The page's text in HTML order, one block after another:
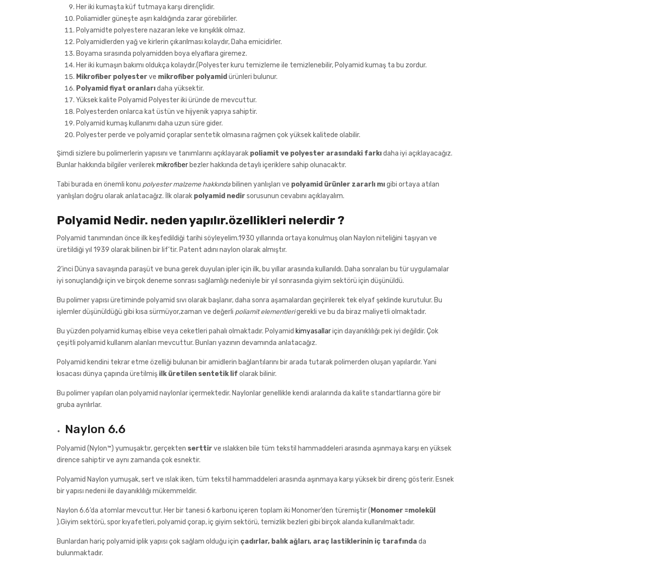
Her iki kumaşta küf tutmaya karşı dirençlidir.
Poliamidler güneşte aşırı kaldığında zarar görebilirler.
Polyamidte polyestere nazaran leke ve kırışıklık olmaz.
Polyamidlerden yağ ve kirlerin çıkarılması kolaydır, Daha emicidirler.
Boyama sırasında polyamidden boya elyaflara giremez.
Her iki kumaşın bakımı oldukça kolaydır.(Polyester kuru temizleme ile temizlenebilir, Polyamid kumaş ta bu zordur.
Mikrofiber polyesterve mikrofiber polyamid ürünleri bulunur.
Polyamid fiyat oranlarıdaha yüksektir.
Yüksek kalite Polyamid Polyester iki üründe de mevcuttur.
Polyesterden onlarca kat üstün ve hijyenik yapıya sahiptir.
Polyamid kumaş kullanımı daha uzun süre gider.
Polyester perde ve polyamid çoraplar sentetik olmasına rağmen çok yüksek kalitede olabilir.
Şimdi sizlere bu polimerlerin yapısını ve tanımlarını açıklayarak poliamit ve polyester arasındaki farkıdaha iyi açıklayacağız.
Bunlar hakkında bilgiler verilerekmikrofiber bezler hakkında detaylı içeriklere sahip olunacaktır.
Tabi burada en önemli konu polyester malzeme hakkında bilinen yanlışları ve polyamid ürünler zararlı mıgibi ortaya atılan
yanlışları doğru olarak anlatacağız. İlk olarak polyamid nedirsorusunun cevabını açıklayalım.
Polyamid Nedir. neden yapılır.özellikleri nelerdir ?
Polyamid tanımından önce ilk keşfedildiği tarihi söyleyelim.1930 yıllarında ortaya konulmuş olan Naylon niteliğini taşıyan ve
üretildiği yıl 1939 olarak bilinen bir lif’tir. Patent adını naylon olarak almıştır.
2’inci Dünya savaşında paraşüt ve buna gerek duyulan ipler için ilk, bu yıllar arasında kullanıldı. Daha sonraları bu tür uygulamalar
iyi sonuçlandığı için ve birçok deneme sonrası sağlamlığı nedeniyle bir yıl sonrasında giyim sektörü için düşünüldü.
Bu polimer yapısı üretiminde polyamid sıvı olarak başlanır, daha sonra aşamalardan geçirilerek tek elyaf şeklinde kurutulur. Bu
işlemler düşünüldüğü gibi kısa sürmüyor,zaman ve değerli poliamit elementlerigerekli ve bu da biraz maliyetli olmaktadır.
Bu yüzden polyamid kumaş elbise veya ceketleri pahalı olmaktadır. Polyamid kimyasallariçin dayanıklılığı pek iyi değildir. Çok
çeşitli polyamid kullanım alanları mevcuttur. Bunları yazının devamında anlatacağız.
Polyamid kendini tekrar etme özelliği bulunan bir amidlerin bağlantılarını bir arada tutarak polimerden oluşan yapılardır. Yani
kısacası dünya çapında üretilmiş ilk üretilen sentetik lif olarak bilinir.
Bu polimer yapıları olan polyamid naylonlar içermektedir. Naylonlar genellikle kendi aralarında da kalite standartlarına göre bir
gruba ayrılırlar.
Naylon 6.6
Polyamid (Nylon™) yumuşaktır, gerçekten serttirve ıslakken bile tüm tekstil hammaddeleri arasında aşınmaya karşı en yüksek
dirence sahiptir ve aynı zamanda çok esnektir.
Polyamid Naylon yumuşak, sert ve ıslak iken, tüm tekstil hammaddeleri arasında aşınmaya karşı yüksek bir direnç gösterir. Esnek
bir yapısı nedeni ile dayanıklılığı mükemmeldir.
Naylon 6.6’da atomlar mevcuttur. Her bir tanesi 6 karbonu içeren toplam iki Monomer’den türemiştir ( Monomer =molekül
).Giyim sektörü, spor kıyafetleri, polyamid çorap, iç giyim sektörü, temizlik bezleri gibi birçok alanda kullanılmaktadır.
Bunlardan hariç polyamid iplik yapısı çok sağlam olduğu için çadırlar, balık ağları, araç lastiklerinin iç tarafında da
bulunmaktadır.